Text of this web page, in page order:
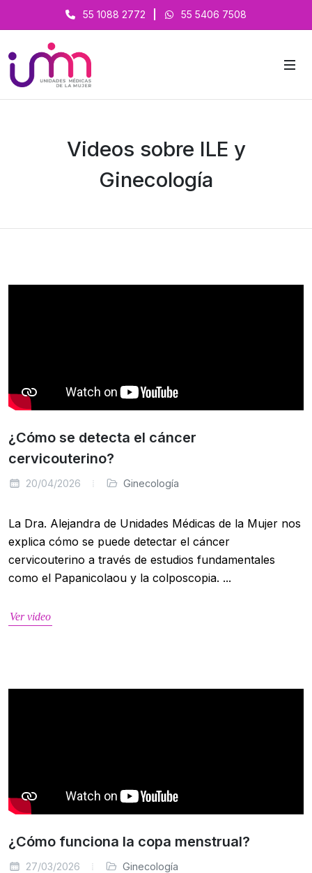
55 1088 2772 55 5406 7508
Videos sobre ILE y
Ginecología
¿Cómo se detecta el cáncer
cervicouterino?
20/04/2026 Ginecología
La Dra. Alejandra de Unidades Médicas de la Mujer nos
explica cómo se puede detectar el cáncer
cervicouterino a través de estudios fundamentales
como el Papanicolaou y la colposcopia. ...
Ver video
¿Cómo funciona la copa menstrual?
27/03/2026 Ginecología